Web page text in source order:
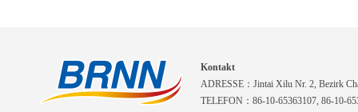
Kontakt
ADRESSE：Jintai Xilu Nr. 2, Bezirk
TELEFON：86-10-65363107, 86-10-